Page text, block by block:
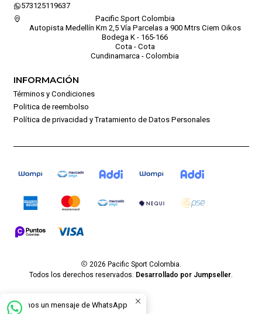
573125119637
Pacific Sport Colombia
Autopista Medellín Km 2,5 Vía Parcelas a 900 Mtrs Ciem Oikos
Bodega K - 165-166
Cota - Cota
Cundinamarca - Colombia
INFORMACIÓN
Términos y Condiciones
Politica de reembolso
Política de privacidad y Tratamiento de Datos Personales
2026 Pacific Sport Colombia.
Todos los derechos reservados. Desarrollado por Jumpseller.
Envíanos un mensaje de WhatsApp